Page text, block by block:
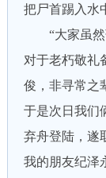
把尸首踢入水
“大家虽然
对于老朽敬礼
俊，非寻常之
于是次日我们
弃舟登陆，遂
我的朋友纪泽